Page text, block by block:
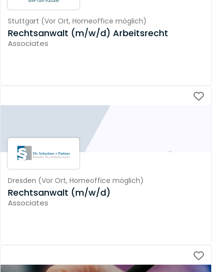
Stuttgart (Vor Ort, Homeoffice möglich)
Rechtsanwalt (m/w/d) Arbeitsrecht
Associates
Dresden (Vor Ort, Homeoffice möglich)
Rechtsanwalt (m/w/d)
Associates